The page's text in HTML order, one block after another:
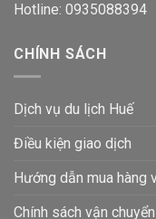
Hotline: 0935088394
CHÍNH SÁCH
Dịch vụ du lịch Huế
Điều kiện giao dịch
Hướng dẫn mua hàng
Chính sách vận